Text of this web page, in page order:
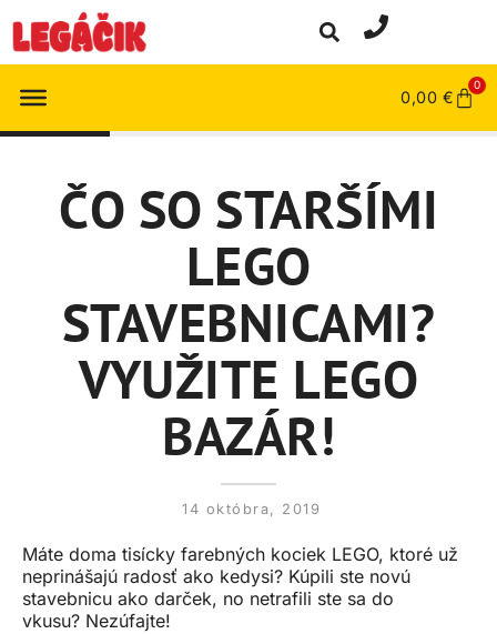
0,00 €
0
ČO SO STARŠÍMI
LEGO
STAVEBNICAMI?
VYUŽITE LEGO
BAZÁR!
14 októbra, 2019
Máte doma tisícky farebných kociek LEGO, ktoré už
neprinášajú radosť ako kedysi? Kúpili ste novú
stavebnicu ako darček, no netrafili ste sa do
vkusu? Nezúfajte!